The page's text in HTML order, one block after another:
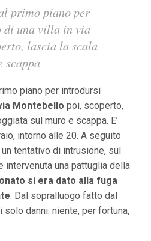
primo piano per
una villa in via
lascia la scala
scappa
piano per introdursi
Montebello poi, scoperto,
sul muro e scappa. E’
intorno alle 20. A seguito
tentativo di intrusione, sul
intervenuta una pattuglia della
si era dato alla fuga
. Dal sopralluogo fatto dal
danni: niente, per fortuna,